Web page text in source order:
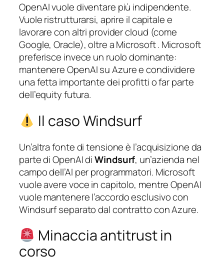
OpenAI vuole diventare più indipendente.
Vuole ristrutturarsi, aprire il capitale e
lavorare con altri provider cloud (come
Google, Oracle), oltre a Microsoft . Microsoft
preferisce invece un ruolo dominante:
mantenere OpenAI su Azure e condividere
una fetta importante dei profitti o far parte
dell’equity futura.
Il caso Windsurf
Un’altra fonte di tensione è l’acquisizione da
parte di OpenAI diWindsurf, un’azienda nel
campo dell’AI per programmatori. Microsoft
vuole avere voce in capitolo, mentre OpenAI
vuole mantenere l’accordo esclusivo con
Windsurf separato dal contratto con Azure.
Minaccia antitrust in
corso